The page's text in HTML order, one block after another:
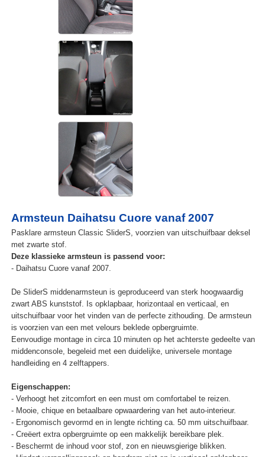
Armsteun Daihatsu Cuore vanaf 2007
Pasklare armsteun Classic SliderS, voorzien van uitschuifbaar deksel
met zwarte stof.
Deze klassieke armsteun is passend voor:
- Daihatsu Cuore vanaf 2007.
De SliderS middenarmsteun is geproduceerd van sterk hoogwaardig
zwart ABS kunststof. Is opklapbaar, horizontaal en verticaal, en
uitschuifbaar voor het vinden van de perfecte zithouding. De armsteun
is voorzien van een met velours beklede opbergruimte.
Eenvoudige montage in circa 10 minuten op het achterste gedeelte van
middenconsole, begeleid met een duidelijke, universele montage
handleiding en 4 zelftappers.
Eigenschappen:
- Verhoogt het zitcomfort en een must om comfortabel te reizen.
- Mooie, chique en betaalbare opwaardering van het auto-interieur.
- Ergonomisch gevormd en in lengte richting ca. 50 mm uitschuifbaar.
- Creëert extra opbergruimte op een makkelijk bereikbare plek.
- Beschermt de inhoud voor stof, zon en nieuwsgierige blikken.